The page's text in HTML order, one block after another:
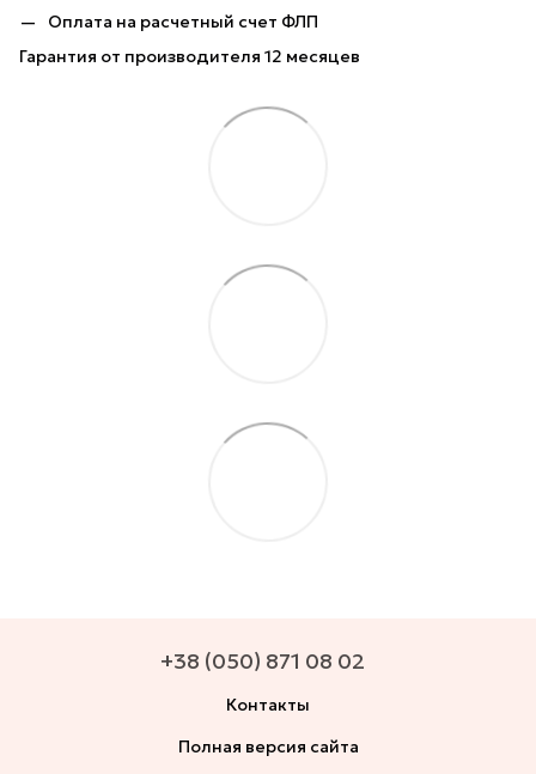
Оплата на расчетный счет ФЛП
Гарантия от производителя 12 месяцев
+38 (050) 871 08 02
Контакты
Полная версия сайта